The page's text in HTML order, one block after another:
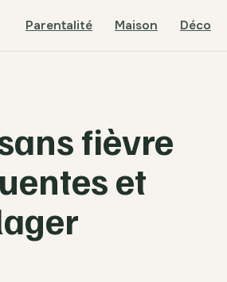
Parentalité Maison Déco
fièvre
et